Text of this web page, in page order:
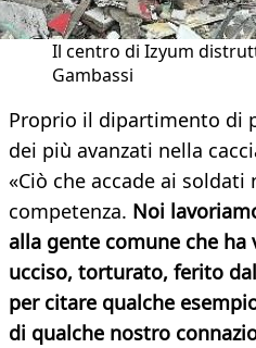
Il centro di Izyum
Gambassi
Proprio il dipartimento di
dei più avanzati nella
«Ciò che accade ai soldati
competenza. Noi
alla gente comune che
ucciso, torturato, ferito
per citare qualche
di qualche nostro